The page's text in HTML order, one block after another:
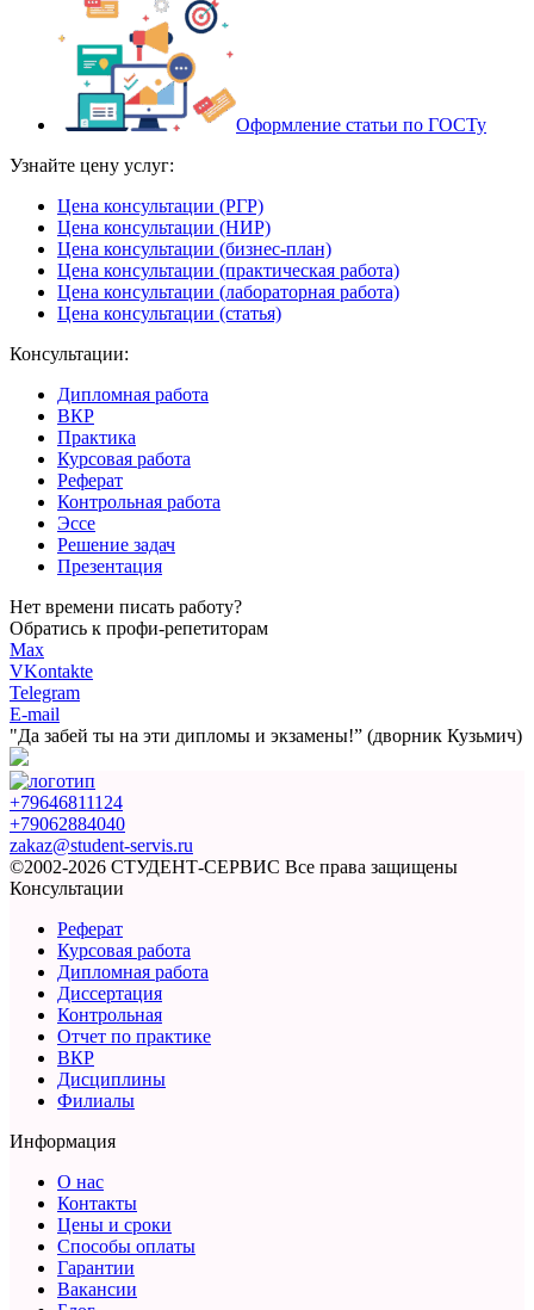
Оформление статьи по ГОСТу
Узнайте цену услуг:
Цена консультации (РГР)
Цена консультации (НИР)
Цена консультации (бизнес-план)
Цена консультации (практическая работа)
Цена консультации (лабораторная работа)
Цена консультации (статья)
Консультации:
Дипломная работа
ВКР
Практика
Курсовая работа
Реферат
Контрольная работа
Эссе
Решение задач
Презентация
Нет времени писать работу?
Обратись к профи-репетиторам
Max
VKontakte
Telegram
E-mail
"Да забей ты на эти дипломы и экзамены!” (дворник Кузьмич)
+79646811124
+79062884040
zakaz@student-servis.ru
©2002-2026 СТУДЕНТ-СЕРВИС Все права защищены
Консультации
Реферат
Курсовая работа
Дипломная работа
Диссертация
Контрольная
Отчет по практике
ВКР
Дисциплины
Филиалы
Информация
О нас
Контакты
Цены и сроки
Способы оплаты
Гарантии
Вакансии